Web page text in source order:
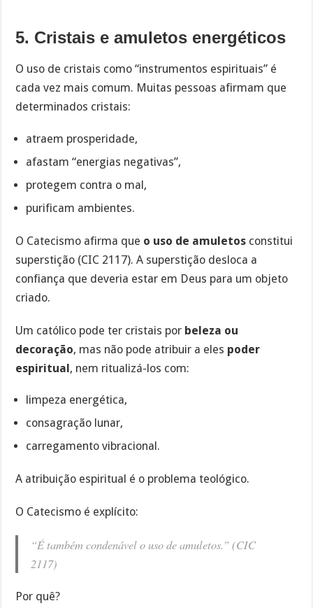
5. Cristais e amuletos energéticos
O uso de cristais como “instrumentos espirituais” é
cada vez mais comum. Muitas pessoas afirmam que
determinados cristais:
atraem prosperidade,
afastam “energias negativas”,
protegem contra o mal,
purificam ambientes.
O Catecismo afirma que o uso de amuletos constitui
superstição (CIC 2117). A superstição desloca a
confiança que deveria estar em Deus para um objeto
criado.
Um católico pode ter cristais por beleza ou
decoração, mas não pode atribuir a eles poder
espiritual, nem ritualizá-los com:
limpeza energética,
consagração lunar,
carregamento vibracional.
A atribuição espiritual é o problema teológico.
O Catecismo é explícito:
“É também condenável o uso de amuletos.” (CIC
2117)
Por quê?